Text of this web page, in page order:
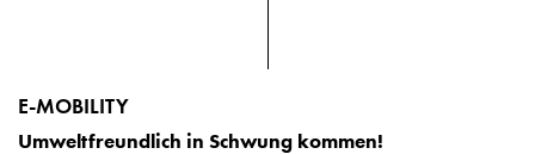
E-MOBILITY
Umweltfreundlich in Schwung kommen!